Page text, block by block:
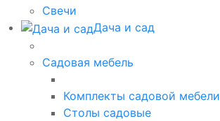
Свечи
Дача и сад
Садовая мебель
Комплекты садовой мебели
Столы садовые